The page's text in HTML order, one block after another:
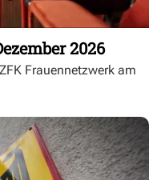
2026
Frauennetzwerk am